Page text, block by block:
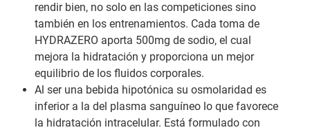
rendir bien, no solo en las competiciones sino
también en los entrenamientos. Cada toma de
HYDRAZERO aporta 500mg de sodio, el cual
mejora la hidratación y proporciona un mejor
equilibrio de los fluidos corporales.
Al ser una bebida hipotónica su osmolaridad es
inferior a la del plasma sanguíneo lo que favorece
la hidratación intracelular. Está formulado con